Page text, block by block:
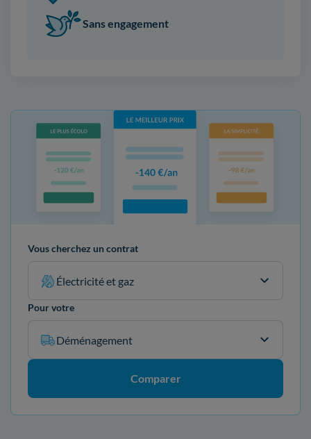
Sans engagement
Vous cherchez un contrat
Électricité et gaz
Pour votre
Déménagement
Comparer